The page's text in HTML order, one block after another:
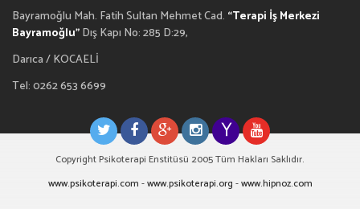
Bayramoğlu Mah. Fatih Sultan Mehmet Cad. “Terapi İş Merkezi
Bayramoğlu”Dış Kapı No: 285 D:29,
Darıca / KOCAELİ
Tel: 0262 653 6699
Copyright Psikoterapi Enstitüsü 2005 Tüm Hakları Saklıdır.
www.psikoterapi.com -www.psikoterapi.org -www.hipnoz.com